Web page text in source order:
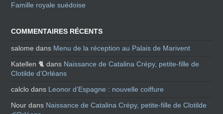
Famille royale suédoise
COMMENTAIRES RÉCENTS
salome dans Menu de la réception au Palais de Marivent
Katellen 🐈 dans Naissance de Catalina Crépy, petite-fille de
Clotilde d’Orléans
calclo dans Leonor d’Espagne : nouvelle coiffure
Nour dans Naissance de Catalina Crépy, petite-fille de Clotilde